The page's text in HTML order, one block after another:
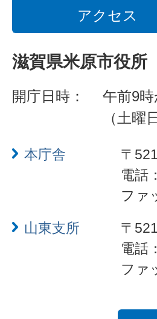
アクセス
滋賀県米原市役所
開庁日時：
午前9
（土
本庁舎
〒
電話
ファ
山東支所
〒
電話
ファ